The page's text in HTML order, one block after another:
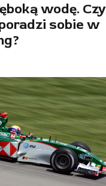
wodę. Czy
sobie w